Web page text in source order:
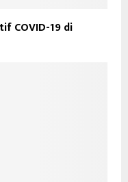
COVID-19 di